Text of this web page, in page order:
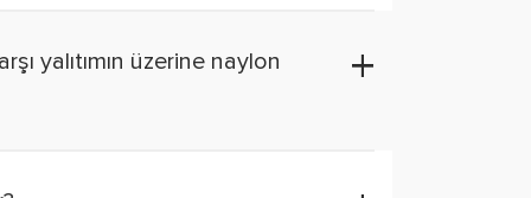
yalıtımın üzerine naylon